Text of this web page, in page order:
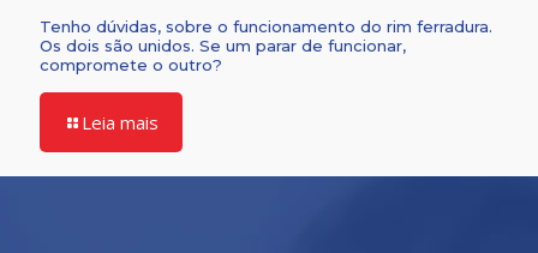
Tenho dúvidas, sobre o funcionamento do rim ferradura.
Os dois são unidos. Se um parar de funcionar,
compromete o outro?
Leia mais